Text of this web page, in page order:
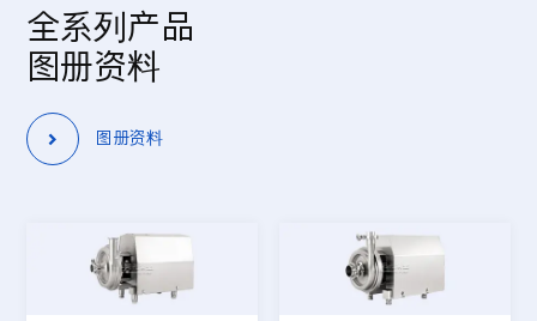
全系列产品
图册资料
 图册资料